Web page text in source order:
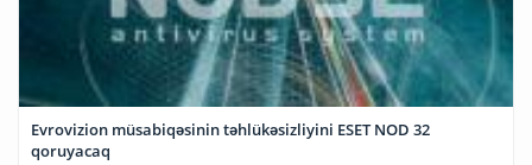
Evrovizion müsabiqəsinin təhlükəsizliyini ESET NOD 32
qoruyacaq